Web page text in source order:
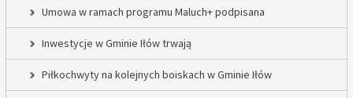
Umowa w ramach programu Maluch+ podpisana
Inwestycje w Gminie Iłów trwają
Piłkochwyty na kolejnych boiskach w Gminie Iłów